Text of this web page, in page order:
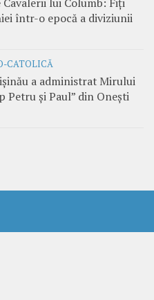
într-o epocă a diviziunii
CATOLICĂ
a administrat Mirului
Petru și Paul” din Onești